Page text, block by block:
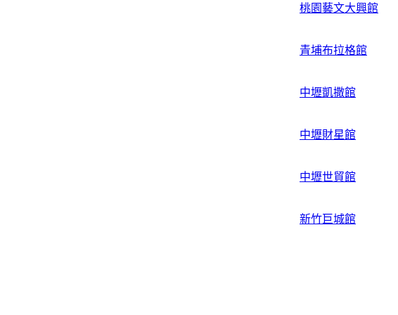
桃園藝文大興館
青埔布拉格館
中壢凱撒館
中壢財星館
中壢世貿館
新竹巨城館